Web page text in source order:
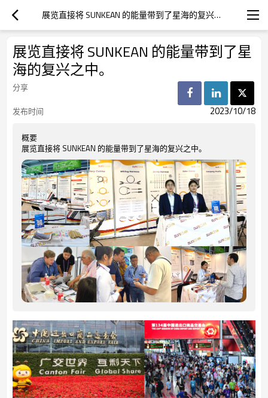
展览直接将 SUNKEAN 的能量带到了星海的复兴之中。
展览直接将 SUNKEAN 的能量带到了星
海的复兴之中。
分享
发布时间
2023/10/18
概要
展览直接将 SUNKEAN 的能量带到了星海的复兴之中。